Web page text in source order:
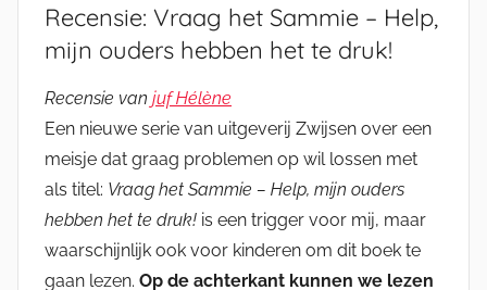
Recensie: Vraag het Sammie – Help,
mijn ouders hebben het te druk!
Recensie van juf Hélène
Een nieuwe serie van uitgeverij Zwijsen over een
meisje dat graag problemen op wil lossen met
als titel: Vraag het Sammie – Help, mijn ouders
hebben het te druk! is een trigger voor mij, maar
waarschijnlijk ook voor kinderen om dit boek te
gaan lezen. Op de achterkant kunnen we lezen